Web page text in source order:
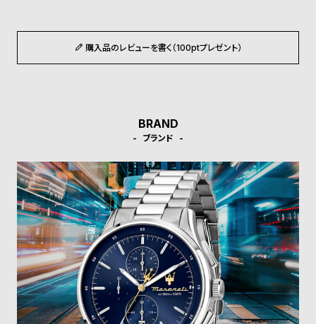
ォ
の
他
の
商
品
定
/
別
注
モ
デ
ル
受
雑
購入品のレビューを書く（100ptプレゼント）
BRAND
ブランド